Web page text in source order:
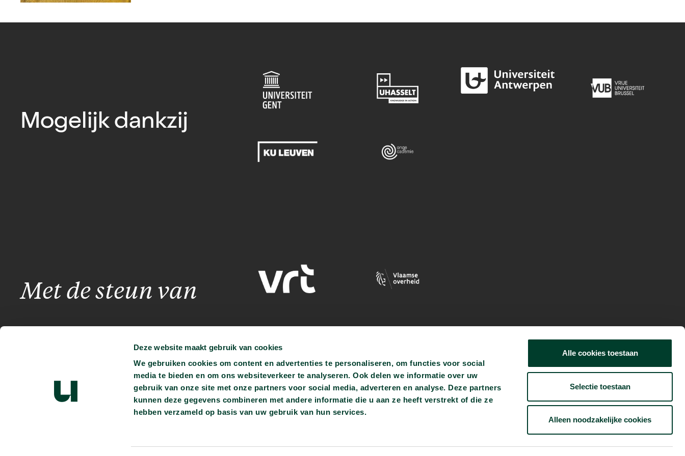
Deze website maakt gebruik van cookies
We gebruiken cookies om content en advertenties te personaliseren, om functies voor social
media te bieden en om ons websiteverkeer te analyseren. Ook delen we informatie over uw
gebruik van onze site met onze partners voor social media, adverteren en analyse. Deze partners
kunnen deze gegevens combineren met andere informatie die u aan ze heeft verstrekt of die ze
hebben verzameld op basis van uw gebruik van hun services.
Alle cookies toestaan
Selectie toestaan
Alleen noodzakelijke cookies
Mogelijk dankzij
Met de steun van
Je kunt ons vinden op:
info@universiteitvanvlaanderen.be